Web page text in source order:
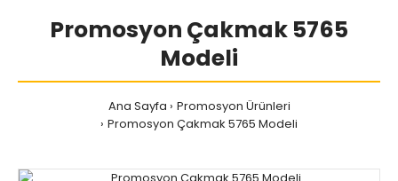
Promosyon Çakmak 5765
Modeli
Ana Sayfa
Promosyon Ürünleri
Promosyon Çakmak 5765 Modeli